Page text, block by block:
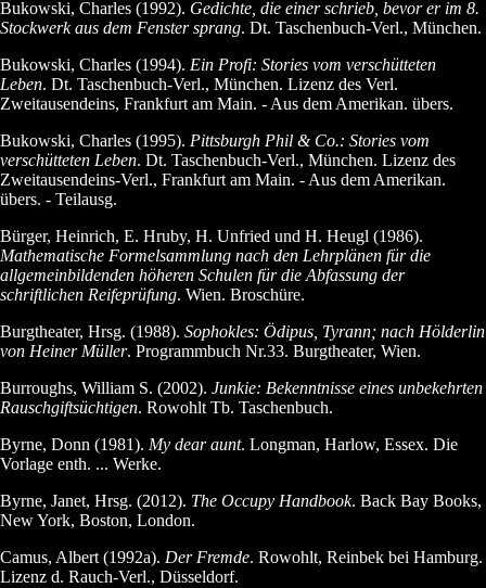
Bukowski, Charles (1992). Gedichte, die einer schrieb, bevor er im 8.
Stockwerk aus dem Fenster sprang. Dt. Taschenbuch-Verl., München.
Bukowski, Charles (1994). Ein Profi: Stories vom verschütteten
Leben. Dt. Taschenbuch-Verl., München. Lizenz des Verl.
Zweitausendeins, Frankfurt am Main. - Aus dem Amerikan. übers.
Bukowski, Charles (1995). Pittsburgh Phil & Co.: Stories vom
verschütteten Leben. Dt. Taschenbuch-Verl., München. Lizenz des
Zweitausendeins-Verl., Frankfurt am Main. - Aus dem Amerikan.
übers. - Teilausg.
Bürger, Heinrich, E. Hruby, H. Unfried und H. Heugl (1986).
Mathematische Formelsammlung nach den Lehrplänen für die
allgemeinbildenden höheren Schulen für die Abfassung der
schriftlichen Reifeprüfung. Wien. Broschüre.
Burgtheater, Hrsg. (1988). Sophokles: Ödipus, Tyrann; nach Hölderlin
von Heiner Müller. Programmbuch Nr.33. Burgtheater, Wien.
Burroughs, William S. (2002). Junkie: Bekenntnisse eines unbekehrten
Rauschgiftsüchtigen. Rowohlt Tb. Taschenbuch.
Byrne, Donn (1981). My dear aunt. Longman, Harlow, Essex. Die
Vorlage enth. ... Werke.
Byrne, Janet, Hrsg. (2012). The Occupy Handbook. Back Bay Books,
New York, Boston, London.
Camus, Albert (1992a). Der Fremde. Rowohlt, Reinbek bei Hamburg.
Lizenz d. Rauch-Verl., Düsseldorf.